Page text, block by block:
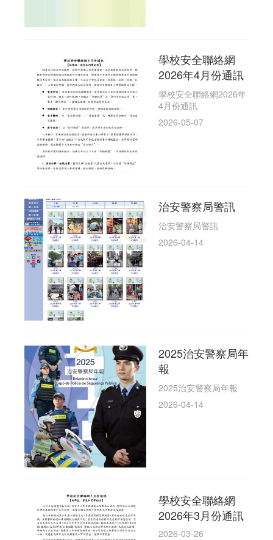
學校安全聯絡網
2026年4月份通訊
學校安全聯絡網2026年
4月份通訊
2026-05-07
治安警察局警訊
治安警察局警訊
2026-04-14
2025治安警察局年
報
2025治安警察局年報
2026-04-14
學校安全聯絡網
2026年3月份通訊
2026-03-26